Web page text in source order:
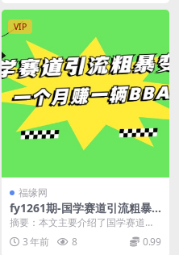
VIP
福缘网
fy1261期-国学赛道引流粗暴
变现，一个月赚一辆BBA(揭秘
国学赛道一个月赚一辆BBA的
秘诀)
摘要：本文主要介绍了国学赛道的
引流和变现方式，作者分享了自己
在国学赛道实操的经验...
3 年前 8 0.99